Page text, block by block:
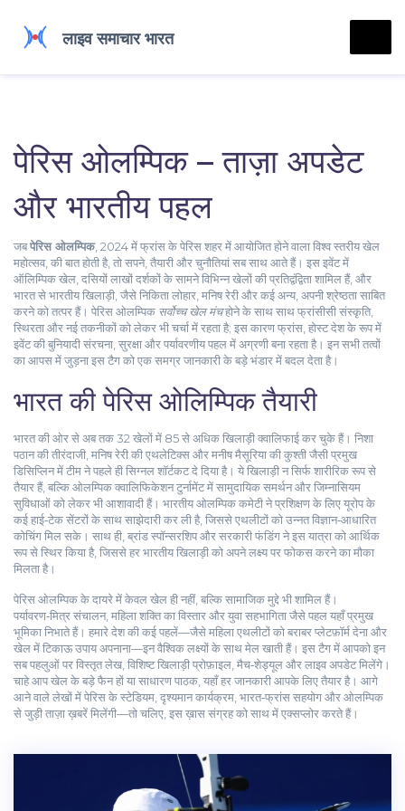
पेरिस ओलम्पिक – ताज़ा अपडेट
और भारतीय पहल
जबपेरिस ओलम्पिक, 2024 में फ्रांस के पेरिस शहर में आयोजित होने वाला विश्व स्तरीय खेल
महोत्सव, की बात होती है, तो सपने, तैयारी और चुनौतियां सब साथ आते हैं। इस इवेंट में
ऑलिम्पिक खेल दसियों लाखों दर्शकों के सामने विभिन्न खेलों की प्रतिद्वंद्विताशामिल हैं, और
भारत सेभारतीय खिलाड़ी जैसे निकिता लोहार, मनिष रेरी और कई अन्य, अपनी श्रेष्ठता साबित
करने को तत्परहैं। पेरिस ओलम्पिक सर्वोच्च खेल मंचहोने के साथ साथ फ्रांसीसी संस्कृति,
स्थिरता और नई तकनीकों को लेकर भी चर्चा में रहता है; इस कारणफ्रांस होस्ट देश के रूप में
इवेंट की बुनियादी संरचना, सुरक्षा और पर्यावरणीय पहल में अग्रणीबना रहता है। इन सभी तत्वों
का आपस में जुड़ना इस टैग को एक समग्र जानकारी के बड़े भंडार में बदल देता है।
भारत की पेरिस ओलिम्पिक तैयारी
भारत की ओर से अब तक 32 खेलों में 85 से अधिक खिलाड़ी क्वालिफाई कर चुके हैं। निशा
पठान की तीरंदाजी, मनिष रेरी की एथलेटिक्स और मनीष मैसूरिया की कुश्ती जैसी प्रमुख
डिसिप्लिन में टीम ने पहले ही सिग्नल शॉर्टकट दे दिया है। ये खिलाड़ी न सिर्फ शारीरिक रूप से
तैयार हैं, बल्कि ओलम्पिक क्वालिफिकेशन टुर्नामेंट में सामुदायिक समर्थन और जिम्नासियम
सुविधाओं को लेकर भी आशावादी हैं। भारतीय ओलम्पिक कमेटी ने प्रशिक्षण के लिए यूरोप के
कई हाई‑टेक सेंटरों के साथ साझेदारी कर ली है, जिससे एथलीटों को उन्नत विज्ञान‑आधारित
कोचिंग मिल सके। साथ ही, ब्रांड स्पॉन्सरशिप और सरकारी फंडिंग ने इस यात्रा को आर्थिक
रूप से स्थिर किया है, जिससे हर भारतीय खिलाड़ी को अपने लक्ष्य पर फोकस करने का मौका
मिलता है।
पेरिस ओलम्पिक के दायरे में केवल खेल ही नहीं, बल्कि सामाजिक मुद्दे भी शामिल हैं।
पर्यावरण‑मित्र संचालन, महिला शक्ति का विस्तार और युवा सहभागिता जैसे पहल यहाँ प्रमुख
भूमिका निभाते हैं। हमारे देश की कई पहलें—जैसे महिला एथलीटों को बराबर प्लेटफ़ॉर्म देना और
खेल में टिकाऊ उपाय अपनाना—इन वैश्विक लक्ष्यों के साथ मेल खाती हैं। इस टैग में आपको इन
सब पहलुओं पर विस्तृत लेख, विशिष्ट खिलाड़ी प्रोफ़ाइल, मैच‑शेड्यूल और लाइव अपडेट मिलेंगे।
चाहे आप खेल के बड़े फैन हों या साधारण पाठक, यहाँ हर जानकारी आपके लिए तैयार है। आगे
आने वाले लेखों में पेरिस के स्टेडियम, दृश्यमान कार्यक्रम, भारत‑फ्रांस सहयोग और ओलम्पिक
से जुड़ी ताज़ा ख़बरें मिलेंगी—तो चलिए, इस ख़ास संग्रह को साथ में एक्सप्लोर करते हैं।